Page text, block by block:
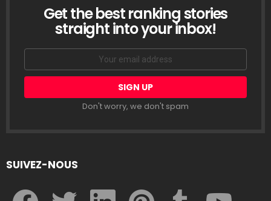
LETTRE
D’INFORMATION
Get the best ranking stories
straight into your inbox!
Email
Don't worry, we don't spam
SUIVEZ-NOUS